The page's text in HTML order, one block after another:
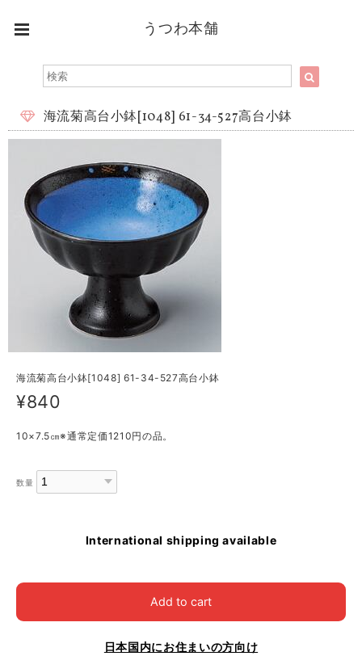
うつわ本舗
海流菊高台小鉢[1048] 61-34-527高台小鉢
海流菊高台小鉢[1048] 61-34-527高台小鉢
¥840
10×7.5㎝※通常定価1210円の品。
数量
International shipping available
Add to cart
日本国内にお住まいの方向け